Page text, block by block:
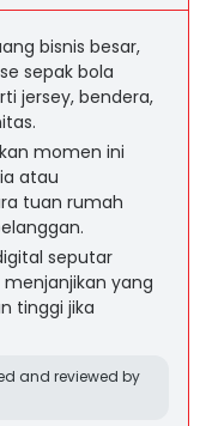
bisnis besar,
sepak bola
jersey, bendera,
momen ini
atau
tuan rumah
seputar
yang
tinggi jika
and reviewed by